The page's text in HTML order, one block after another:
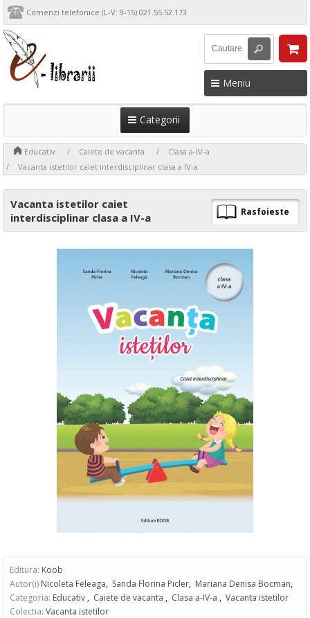
Comenzi telefonice (L-V: 9-15) 021.55.52.173
Meniu
Categorii
Educativ Caiete de vacanta Clasa a-IV-a
Vacanta istetilor caiet interdisciplinar clasa a IV-a
Vacanta istetilor caiet
interdisciplinar clasa a IV-a
Rasfoieste
Editura: Koob
Autor(i) Nicoleta Feleaga, Sanda Florina Picler, Mariana Denisa Bocman,
Categoria: Educativ , Caiete de vacanta , Clasa a-IV-a ,Vacanta istetilor
Colectia: Vacanta istetilor